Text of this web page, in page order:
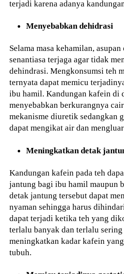
terjadi karena adanya
Menyebabkan dehidrasi
Selama masa kehamilan,
senantiasa terjaga agar tidak
dehindrasi. Mengkonsumsi teh
ternyata dapat memicu
ibu hamil. Kandungan kafein di
menyebabkan berkurangnya
mekanisme diuretik sedangkan
dapat mengikat air dan
Meningkatkan detak
Kandungan kafein pada teh
jantung bagi ibu hamil maupun
detak jantung tersebut dapat
nyaman sehingga harus
dapat terjadi ketika teh yang
terlalu banyak dan terlalu sering
meningkatkan kadar kafein
tubuh.